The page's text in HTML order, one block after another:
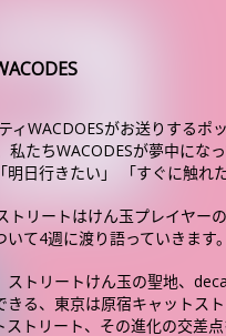
ィWACDOESがお送りするポ
たちWACODESが夢中にな
日行きたい」 「すぐに触れ
リートはけん玉プレイヤー
て4週に渡り語っていきます。
ストリートけん玉の聖地、
る、東京は原宿キャットス
トリート、その進化の交差点